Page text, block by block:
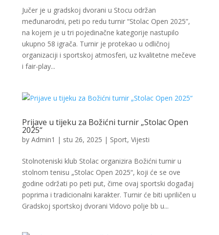
Jučer je u gradskoj dvorani u Stocu održan
međunarodni, peti po redu turnir “Stolac Open 2025”,
na kojem je u tri pojedinačne kategorije nastupilo
ukupno 58 igrača. Turnir je protekao u odličnoj
organizaciji i sportskoj atmosferi, uz kvalitetne mečeve
i fair-play...
Prijave u tijeku za Božićni turnir „Stolac Open
2025“
by Admin1 | stu 26, 2025 | Sport, Vijesti
Stolnoteniski klub Stolac organizira Božićni turnir u
stolnom tenisu „Stolac Open 2025“, koji će se ove
godine održati po peti put, čime ovaj sportski događaj
poprima i tradicionalni karakter. Turnir će biti upriličen u
Gradskoj sportskoj dvorani Vidovo polje bb u...